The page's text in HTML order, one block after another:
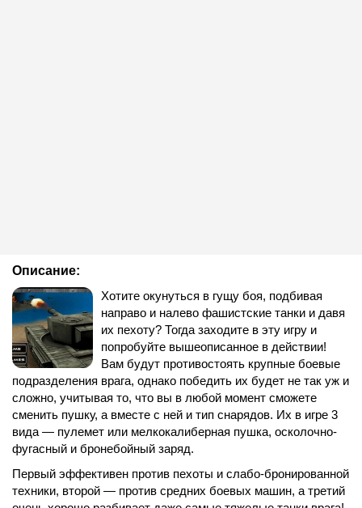
Описание:
Хотите окунуться в гущу боя, подбивая
направо и налево фашистские танки и давя
их пехоту? Тогда заходите в эту игру и
попробуйте вышеописанное в действии!
Вам будут противостоять крупные боевые
подразделения врага, однако победить их будет не так уж и
сложно, учитывая то, что вы в любой момент сможете
сменить пушку, а вместе с ней и тип снарядов. Их в игре 3
вида — пулемет или мелкокалиберная пушка, осколочно-
фугасный и бронебойный заряд.
Первый эффективен против пехоты и слабо-бронированной
техники, второй — против средних боевых машин, а третий